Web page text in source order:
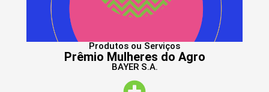
Produtos ou Serviços
Prêmio Mulheres do Agro
BAYER S.A.